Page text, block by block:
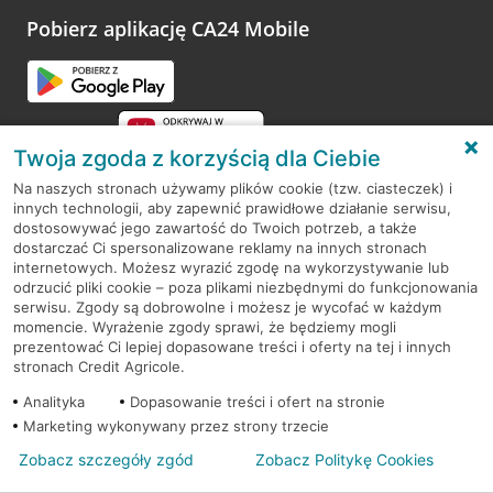
opinie.
Pobierz aplikację CA24 Mobile
RODO
Regulamin serwisu
Mapa serwisu
PolitykaCookies
© 2026 Credit Agricole Bank Polska S.A. Wszelkie prawa zastrzeżone
Twoja zgoda z korzyścią dla Ciebie
Na naszych stronach używamy plików cookie (tzw. ciasteczek) i
innych technologii, aby zapewnić prawidłowe działanie serwisu,
dostosowywać jego zawartość do Twoich potrzeb, a także
dostarczać Ci spersonalizowane reklamy na innych stronach
internetowych. Możesz wyrazić zgodę na wykorzystywanie lub
odrzucić pliki cookie – poza plikami niezbędnymi do funkcjonowania
serwisu. Zgody są dobrowolne i możesz je wycofać w każdym
momencie. Wyrażenie zgody sprawi, że będziemy mogli
prezentować Ci lepiej dopasowane treści i oferty na tej i innych
stronach Credit Agricole.
Analityka
Dopasowanie treści i ofert na stronie
Marketing wykonywany przez strony trzecie
Zobacz szczegóły zgód Zobacz Politykę Cookies